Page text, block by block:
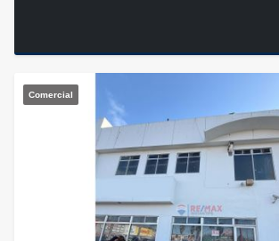
Comercial